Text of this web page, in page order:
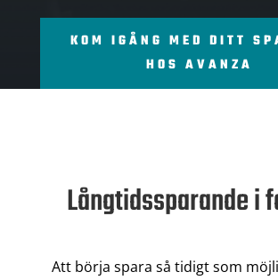
KOM IGÅNG MED DITT
HOS AVANZA
Långtidssparande i
Att börja spara så tidigt som